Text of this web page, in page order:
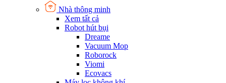
Nhà thông minh
Xem tất cả
Robot hút bụi
Dreame
Vacuum Mop
Roborock
Viomi
Ecovacs